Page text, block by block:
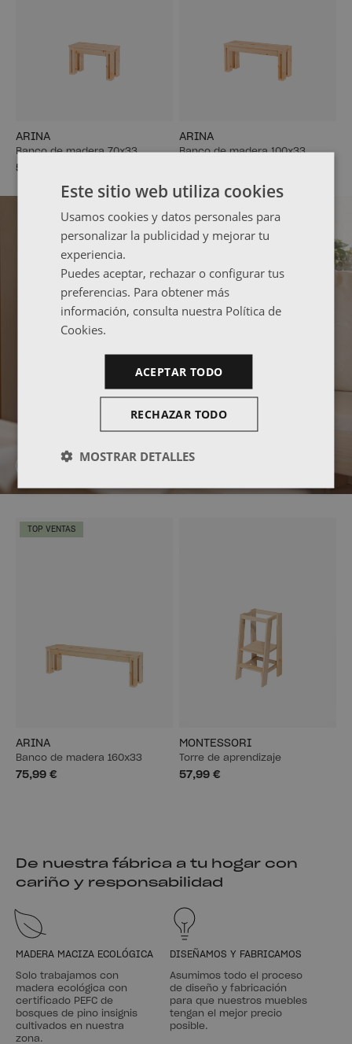
ARINA
Banco de madera 70x33
57,99 €
ARINA
Banco de madera 100x33
DESCUBRE NUESTROS SILLONES
TOP VENTAS
ARINA
Banco de madera 160x33
75,99 €
MONTESSORI
Torre de aprendizaje
57,99 €
De nuestra fábrica a tu hogar con
cariño y responsabilidad
MADERA MACIZA ECOLÓGICA
Solo trabajamos con
madera ecológica con
certificado PEFC de
bosques de pino insignis
cultivados en nuestra
zona.
DISEÑAMOS Y FABRICAMOS
Asumimos todo el proceso
de diseño y fabricación
para que nuestros muebles
tengan el mejor precio
posible.
Este sitio web utiliza cookies
Usamos cookies y datos personales para
personalizar la publicidad y mejorar tu
experiencia.
Puedes aceptar, rechazar o configurar tus
preferencias. Para obtener más
información, consulta nuestra Política de
Cookies.
ACEPTAR TODO
RECHAZAR TODO
MOSTRAR DETALLES